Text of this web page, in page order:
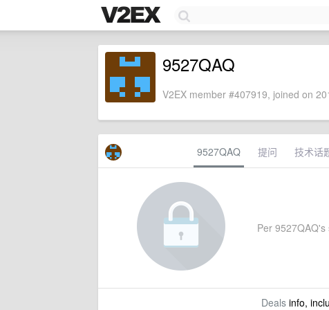
9527QAQ
V2EX member #407919, joined on
9527QAQ 提问 技术话
Per
Dealsinfo,